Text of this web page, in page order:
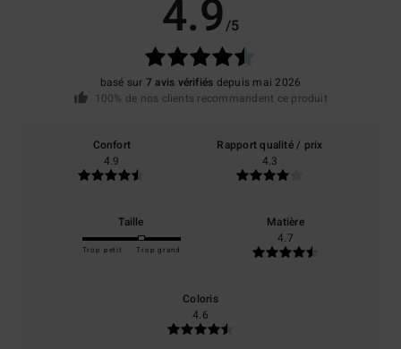
4.9/5
basé sur 7 avis vérifiés depuis mai 2026
100% de nos clients recommandent ce produit
Confort
4.9
Rapport qualité / prix
4.3
Taille
Trop petit Trop grand
Matière
4.7
Coloris
4.6